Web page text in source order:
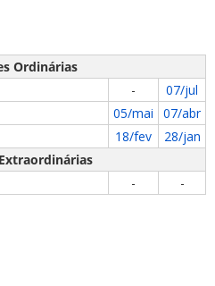
Ordinárias
-
07/jul
05/mai
07/abr
18/fev
28/jan
- -